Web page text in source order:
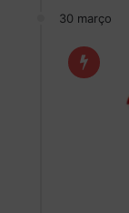
30 março